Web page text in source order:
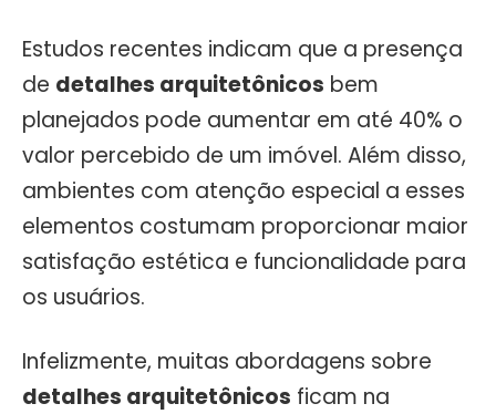
Estudos recentes indicam que a presença
de detalhes arquitetônicos bem
planejados pode aumentar em até 40% o
valor percebido de um imóvel. Além disso,
ambientes com atenção especial a esses
elementos costumam proporcionar maior
satisfação estética e funcionalidade para
os usuários.
Infelizmente, muitas abordagens sobre
detalhes arquitetônicos ficam na